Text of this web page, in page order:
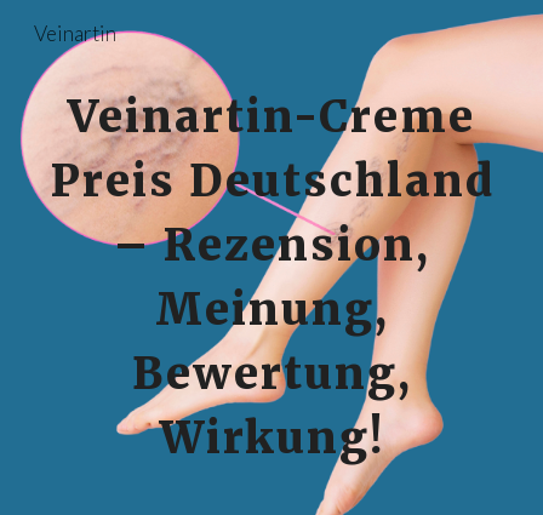
Skip to main content Skip to navigation
Veinartin
Veinartin-Creme
Preis Deutschland
– Rezension,
Meinung,
Bewertung,
Wirkung!